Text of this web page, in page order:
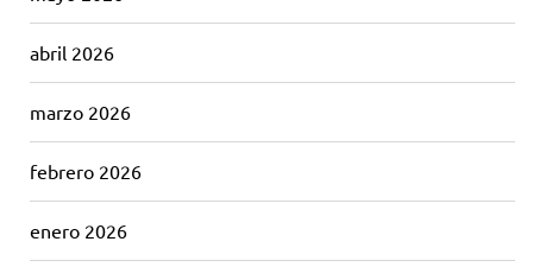
abril 2026
marzo 2026
febrero 2026
enero 2026